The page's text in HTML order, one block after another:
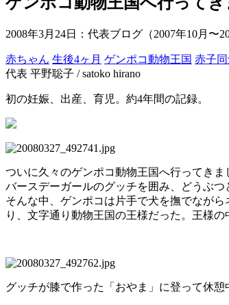
2008年3月24日 ：代表ブログ（2007年10月〜
赤ちゃん 生後4ヶ月 ゲンポコ動物王国 赤子
代表 平野聡子 / satoko hirano
初の妊娠、出産、育児。約4年間の記録。
ついに久々のゲンポコ動物王国へ行ってきま
バースデーガールのグッチを囲み、どうぶ
そんな中、ゲンポコは片手で犬を撫でなが
り、文字通り動物王国の王様だった。王様の
グッチが膝で作った「おやま」に登って休憩